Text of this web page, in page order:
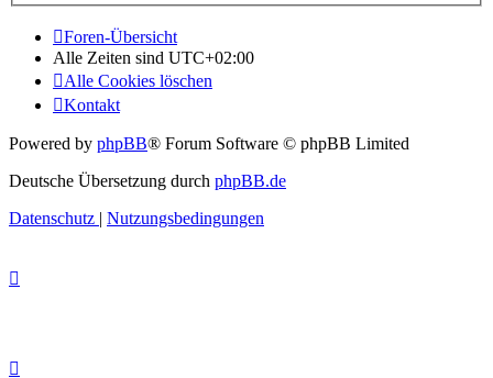
Foren-Übersicht
Alle Zeiten sind UTC+02:00
Alle Cookies löschen
Kontakt
Powered by phpBB® Forum Software © phpBB Limited
Deutsche Übersetzung durch phpBB.de
Datenschutz | Nutzungsbedingungen